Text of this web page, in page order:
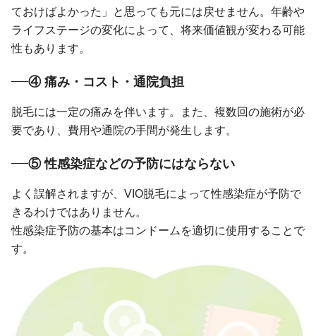
ておけばよかった」と思っても元には戻せません。年齢や
ライフステージの変化によって、将来価値観が変わる可能
性もあります。
④ 痛み・コスト・通院負担
脱毛には一定の痛みを伴います。また、複数回の施術が必
要であり、費用や通院の手間が発生します。
⑤ 性感染症などの予防にはならない
よく誤解されますが、VIO脱毛によって性感染症が予防で
きるわけではありません。
性感染症予防の基本はコンドームを適切に使用することで
す。